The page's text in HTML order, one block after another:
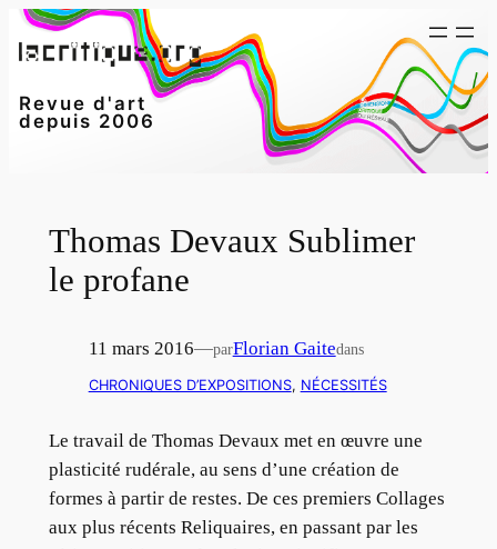
Aller
au
Revue d'art
depuis 2006
Thomas Devaux Sublimer
le profane
11 mars 2016—parFlorian Gaitedans
CHRONIQUES D’EXPOSITIONS, NÉCESSITÉS
Le travail de Thomas Devaux met en œuvre une
plasticité rudérale, au sens d’une création de
formes à partir de restes. De ces premiers Collages
aux plus récents Reliquaires, en passant par les